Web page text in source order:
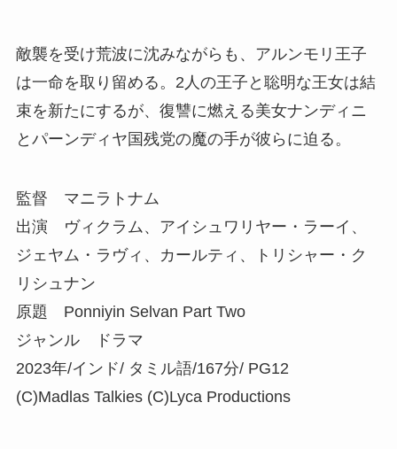
敵襲を受け荒波に沈みながらも、アルンモリ王子
は一命を取り留める。2人の王子と聡明な王女は結
束を新たにするが、復讐に燃える美女ナンディニ
とパーンディヤ国残党の魔の手が彼らに迫る。
監督 マニラトナム
出演 ヴィクラム、アイシュワリヤー・ラーイ、
ジェヤム・ラヴィ、カールティ、トリシャー・ク
リシュナン
原題 Ponniyin Selvan Part Two
ジャンル ドラマ
2023年/インド/ タミル語/167分/ PG12
(C)Madlas Talkies (C)Lyca Productions